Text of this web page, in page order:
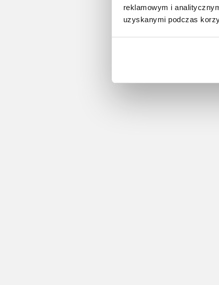
reklamowym i
uzyskanymi podczas